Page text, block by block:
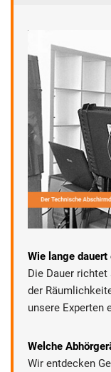
Wie lange dauert
Die Dauer
der
unsere Experten
Welche
Wir entdecken